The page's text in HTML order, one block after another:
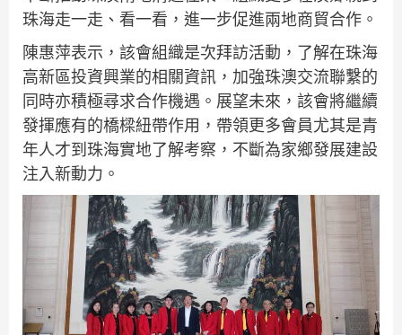
珠海走一走、看一看，進一步促進兩地商貿合作。
陳惠萍表示，該會組織是次拜訪活動，了解在珠海
高新區投資興業的相關資訊，加強珠澳交流聯繫的
同時亦積極尋求合作機遇。展望未來，該會將繼續
發揮應有的橋樑紐帶作用，帶領更多會員尤其是青
年人才到珠海實地了解考察，不斷為家鄉發展建設
注入新動力。